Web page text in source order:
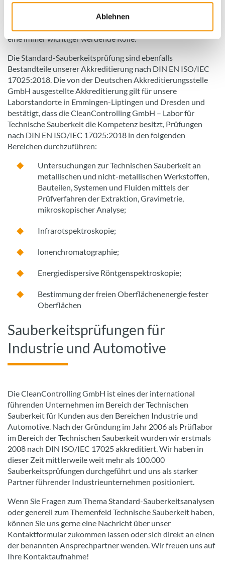
Ablehnen
indirekt für die Automobil- und Zulieferindustrie tätig. Doch
auch in anderen Branchen, z. B. der Feinwerk-, Reinigungs-
und Elektrotechnik, spielt das Thema Technische Sauberkeit
eine immer wichtiger werdende Rolle.
Die Standard-Sauberkeitsprüfung sind ebenfalls
Bestandteile unserer Akkreditierung nach DIN EN ISO/IEC
17025:2018. Die von der Deutschen Akkreditierungsstelle
GmbH ausgestellte Akkreditierung gilt für unsere
Laborstandorte in Emmingen-Liptingen und Dresden und
bestätigt, dass die CleanControlling GmbH – Labor für
Technische Sauberkeit die Kompetenz besitzt, Prüfungen
nach DIN EN ISO/IEC 17025:2018 in den folgenden
Bereichen durchzuführen:
Untersuchungen zur Technischen Sauberkeit an
metallischen und nicht-metallischen Werkstoffen,
Bauteilen, Systemen und Fluiden mittels der
Prüfverfahren der Extraktion, Gravimetrie,
mikroskopischer Analyse;
Infrarotspektroskopie;
lonenchromatographie;
Energiedispersive Röntgenspektroskopie;
Bestimmung der freien Oberflächenenergie fester
Oberflächen
Sauberkeitsprüfungen für
Industrie und Automotive
Die CleanControlling GmbH ist eines der international
führenden Unternehmen im Bereich der Technischen
Sauberkeit für Kunden aus den Bereichen Industrie und
Automotive. Nach der Gründung im Jahr 2006 als Prüflabor
im Bereich der Technischen Sauberkeit wurden wir erstmals
2008 nach DIN ISO/IEC 17025 akkreditiert. Wir haben in
dieser Zeit mittlerweile weit mehr als 100.000
Sauberkeitsprüfungen durchgeführt und uns als starker
Partner führender Industrieunternehmen positioniert.
Wenn Sie Fragen zum Thema Standard-Sauberkeitsanalysen
oder generell zum Themenfeld Technische Sauberkeit haben,
können Sie uns gerne eine Nachricht über unser
Kontaktformular zukommen lassen oder sich direkt an einen
der benannten Ansprechpartner wenden. Wir freuen uns auf
Ihre Kontaktaufnahme!